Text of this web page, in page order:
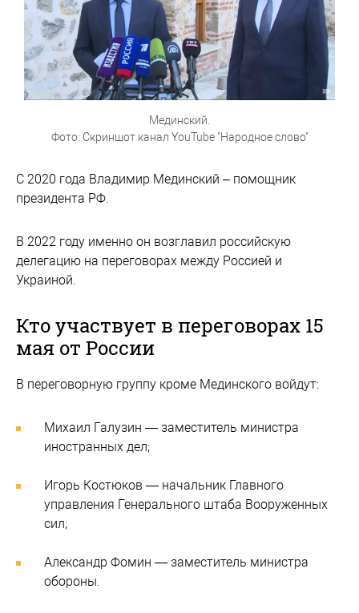
Мединский.
Фото: Скриншот канал YouTube "Народное слово"
С 2020 года Владимир Мединский – помощник
президента РФ.
В 2022 году именно он возглавил российскую
делегацию на переговорах между Россией и
Украиной.
Кто участвует в переговорах 15
мая от России
В переговорную группу кроме Мединского войдут:
Михаил Галузин — заместитель министра
иностранных дел;
Игорь Костюков — начальник Главного
управления Генерального штаба Вооруженных
сил;
Александр Фомин — заместитель министра
обороны.